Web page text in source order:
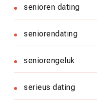
senioren dating
seniorendating
seniorengeluk
serieus dating